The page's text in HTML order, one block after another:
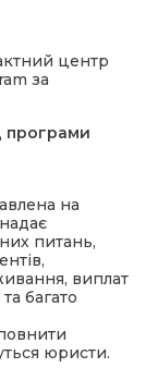
центр
за
програми
на
питань,
виплат
багато
юристи.